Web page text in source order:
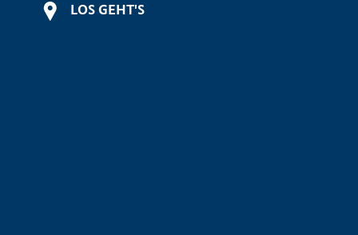
LOS GEHT'S